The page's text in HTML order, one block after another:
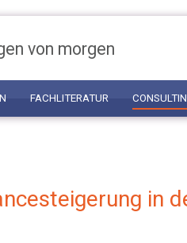
FACHLITERATUR
von morgen
in